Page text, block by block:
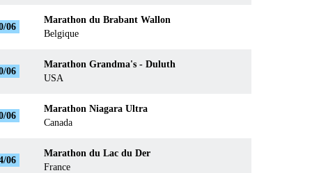
06
Marathon du Brabant Wallon
Belgique
06
Marathon Grandma's - Duluth
USA
06
Marathon Niagara Ultra
Canada
06
Marathon du Lac du Der
France